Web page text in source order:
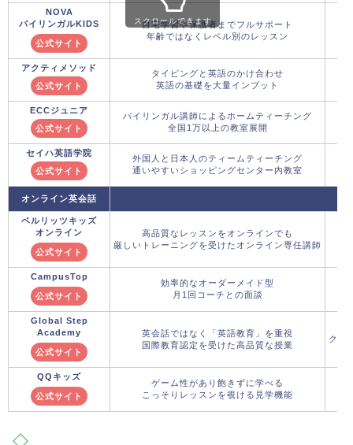
NOVA
バイリンガルKIDS
公式サイト
自宅学習や保護者までフルサポート
年齢ではなくレベル別のレッスン
アクティメソッド
公式サイト
タイピングと英語のかけ合わせ
英語の基礎を大量インプット
ECCジュニア
公式サイト
バイリンガル講師によるホームティーチング
全国1万以上の教室展開
セイハ英語学院
公式サイト
外国人と日本人のティームティーチング
通いやすいショッピングセンター内教室
オンライン英会話
ベルリッツキッズ
オンライン
公式サイト
高品質なレッスンをオンラインでも
厳しいトレーニングを受けたオンライン専任講師
CampusTop
公式サイト
効率的なオーダーメイド型
月1回コーチとの面談
Global Step
Academy
公式サイト
英会話ではなく「英語教育」を重視
国際教育認定を受けた高品質な授業
クー
QQキッズ
公式サイト
ゲーム性があり飽きずに学べる
こっそりレッスンを覗ける見学機能
スクロールできます